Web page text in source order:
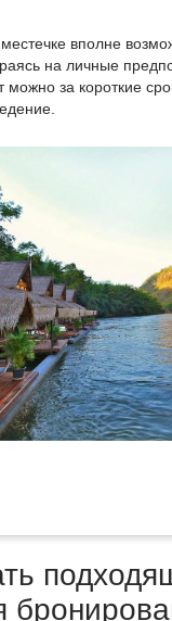
вполне
на личные
за короткие